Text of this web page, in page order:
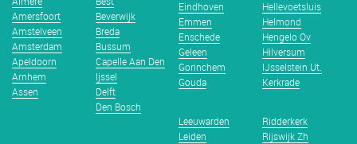
Amersfoort
Amstelveen
Amsterdam
Apeldoorn
Arnhem
Assen
Beverwijk
Breda
Bussum
Capelle Aan Den
Ijssel
Delft
Den Bosch
Eindhoven
Emmen
Enschede
Geleen
Gorinchem
Gouda
Hellevoetsluis
Helmond
Hengelo Ov
Hilversum
IJsselstein Ut.
Kerkrade
Leeuwarden
Leiden
Ridderkerk
Rijswijk Zh